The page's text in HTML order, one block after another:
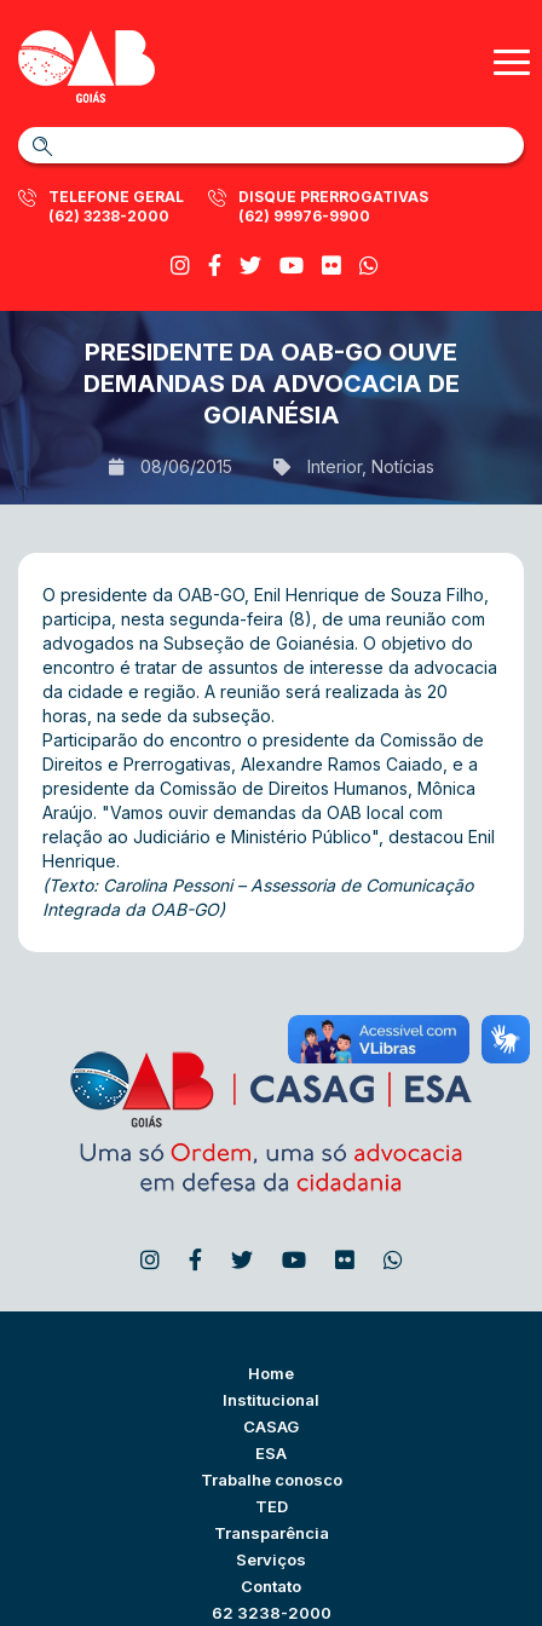
TELEFONE GERAL
(62) 3238-2000
DISQUE PRERROGATIVAS
(62) 99976-9900
PRESIDENTE DA OAB-GO OUVE
DEMANDAS DA ADVOCACIA DE
GOIANÉSIA
08/06/2015 Interior, Notícias
O presidente da OAB-GO, Enil Henrique de Souza Filho,
participa, nesta segunda-feira (8), de uma reunião com
advogados na Subseção de Goianésia. O objetivo do
encontro é tratar de assuntos de interesse da advocacia
da cidade e região. A reunião será realizada às 20
horas, na sede da subseção.
Participarão do encontro o presidente da Comissão de
Direitos e Prerrogativas, Alexandre Ramos Caiado, e a
presidente da Comissão de Direitos Humanos, Mônica
Araújo. "Vamos ouvir demandas da OAB local com
relação ao Judiciário e Ministério Público", destacou Enil
Henrique.
(Texto: Carolina Pessoni – Assessoria de Comunicação
Integrada da OAB-GO)
Home
Institucional
CASAG
ESA
Trabalhe conosco
TED
Transparência
Serviços
Contato
62 3238-2000